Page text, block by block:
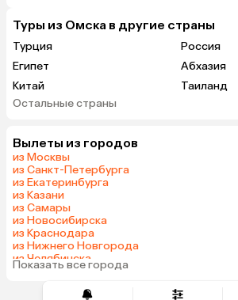
Туры из Омска в другие страны
Турция
Россия
Египет
Абхазия
Китай
Таиланд
Вьетнам
Армения
Казахстан
Узбекистан
Сербия
Киргизия
Саудовская Аравия
Венгрия
Остальные страны
Вылеты из городов
из Москвы
из Санкт-Петербурга
из Екатеринбурга
из Казани
из Самары
из Новосибирска
из Краснодара
из Нижнего Новгорода
из Челябинска
из Тюмени
Показать все города